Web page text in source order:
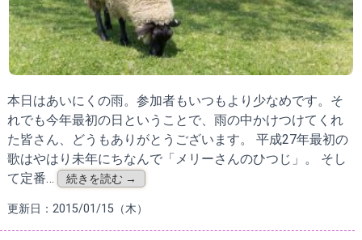
本日はあいにくの雨。参加者もいつもより少なめです。そ
れでも今年最初の日ということで、雨の中かけつけてくれ
た皆さん、どうもありがとうございます。 平成27年最初の
歌はやはり未年にちなんで「メリーさんのひつじ」。 そし
て定番…
続きを読む →
更新日：2015/01/15（木）